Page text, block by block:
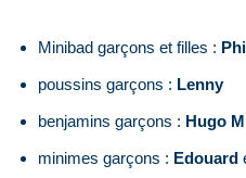
Minibad garçons et filles :
poussins garçons : Lenny
benjamins garçons : Hugo M
minimes garçons : Edouard